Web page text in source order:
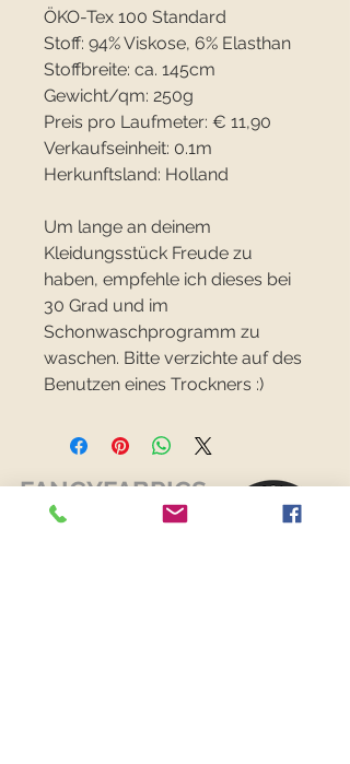
ÖKO-Tex 100 Standard
Stoff: 94% Viskose, 6% Elasthan
Stoffbreite: ca. 145cm
Gewicht/qm: 250g
Preis pro Laufmeter: € 11,90
Verkaufseinheit: 0.1m
Herkunftsland: Holland
Um lange an deinem
Kleidungsstück Freude zu
haben, empfehle ich dieses bei
30 Grad und im
Schonwaschprogramm zu
waschen. Bitte verzichte auf des
Benutzen eines Trockners :)
FANCYFABRICS